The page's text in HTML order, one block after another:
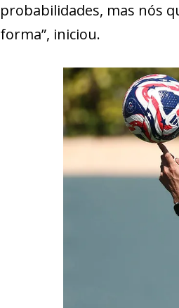
probabilidades, mas nós
forma”, iniciou.